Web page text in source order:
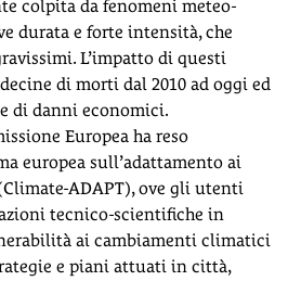
colpita da fenomeni meteo-
durata e forte intensità, che
L’impatto di questi
di morti dal 2010 ad oggi ed
di danni economici.
Europea ha reso
europea sull’adattamento ai
ADAPT), ove gli utenti
tecnico-scientifiche in
ai cambiamenti climatici
e piani attuati in città,